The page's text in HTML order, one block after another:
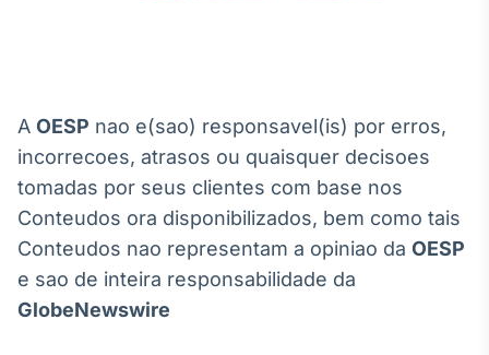
A OESP nao e(sao) responsavel(is) por erros,
incorrecoes, atrasos ou quaisquer decisoes
tomadas por seus clientes com base nos
Conteudos ora disponibilizados, bem como tais
Conteudos nao representam a opiniao da OESP
e sao de inteira responsabilidade da
GlobeNewswire